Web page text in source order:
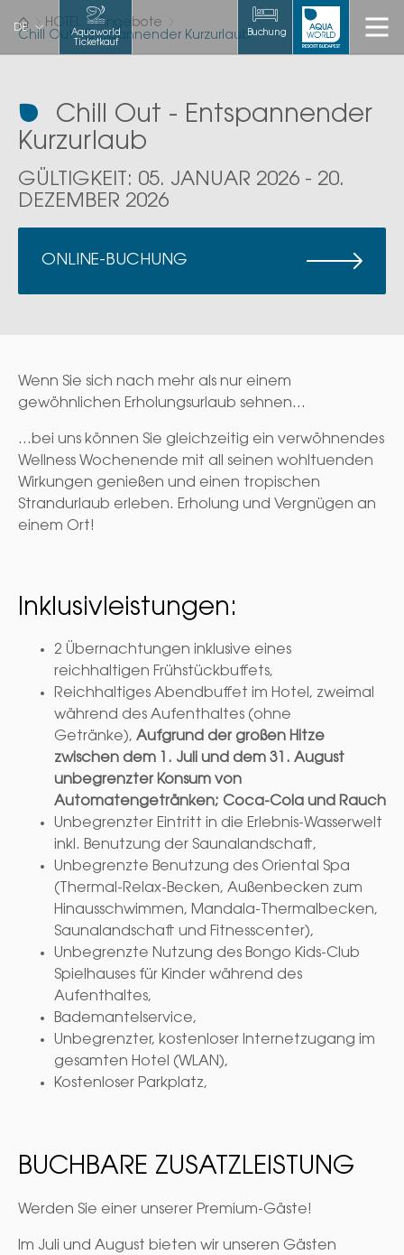
Aquaworld
Ticketkauf
DE Buchung
HOTEL
Angebote
Chill Out - Entspannender Kurzurlaub
Chill Out - Entspannender
Kurzurlaub
GÜLTIGKEIT: 05. JANUAR 2026 - 20.
DEZEMBER 2026
ONLINE-BUCHUNG
Wenn Sie sich nach mehr als nur einem
gewöhnlichen Erholungsurlaub sehnen...
...bei uns können Sie gleichzeitig ein verwöhnendes
Wellness Wochenende mit all seinen wohltuenden
Wirkungen genießen und einen tropischen
Strandurlaub erleben. Erholung und Vergnügen an
einem Ort!
Inklusivleistungen:
2 Übernachtungen inklusive eines
reichhaltigen Frühstückbuffets,
Reichhaltiges Abendbuffet im Hotel, zweimal
während des Aufenthaltes (ohne
Getränke), Aufgrund der großen Hitze
zwischen dem 1. Juli und dem 31. August
unbegrenzter Konsum von
Automatengetränken; Coca-Cola und Rauch
Unbegrenzter Eintritt in die Erlebnis-Wasserwelt
inkl. Benutzung der Saunalandschaft,
Unbegrenzte Benutzung des Oriental Spa
(Thermal-Relax-Becken, Außenbecken zum
Hinausschwimmen, Mandala-Thermalbecken,
Saunalandschaft und Fitnesscenter),
Unbegrenzte Nutzung des Bongo Kids-Club
Spielhauses für Kinder während des
Aufenthaltes,
Bademantelservice,
Unbegrenzter, kostenloser Internetzugang im
gesamten Hotel (WLAN),
Kostenloser Parkplatz,
BUCHBARE ZUSATZLEISTUNG
Werden Sie einer unserer Premium-Gäste!
Im Juli und August bieten wir unseren Gästen